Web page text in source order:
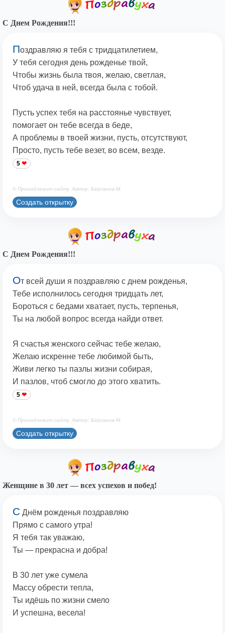
С Днем Рождения!!!
Поздравляю я тебя с тридцатилетием,
У тебя сегодня день рожденье твой,
Чтобы жизнь была твоя, желаю, светлая,
Чтоб удача в ней, всегда была с тобой.
Пусть успех тебя на расстоянье чувствует,
помогает он тебе всегда в беде,
А проблемы в твоей жизни, пусть, отсутствуют,
Просто, пусть тебе везет, во всем, везде.
5
© Принадлежит сайту. Автор: Берсанов М.
Создать открытку
С Днем Рождения!!!
От всей души я поздравляю с днем рожденья,
Тебе исполнилось сегодня тридцать лет,
Бороться с бедами хватает, пусть, терпенья,
Ты на любой вопрос всегда найди ответ.
Я счастья женского сейчас тебе желаю,
Желаю искренне тебе любимой быть,
Живи легко ты пазлы жизни собирая,
И пазлов, чтоб смогло до этого хватить.
5
© Принадлежит сайту. Автор: Берсанов М.
Создать открытку
Женщине в 30 лет — всех успехов и побед!
С Днём рожденья поздравляю
Прямо с самого утра!
Я тебя так уважаю,
Ты — прекрасна и добра!
В 30 лет уже сумела
Массу обрести тепла,
Ты идёшь по жизни смело
И успешна, весела!